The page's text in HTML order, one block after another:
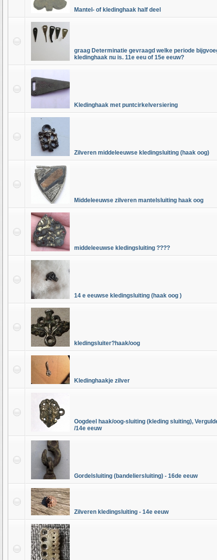
Mantel- of kledinghaak half deel
graag Determinatie gevraagd welke periode
kledinghaak nu is. 11e eeu of 15e eeuw?
Kledinghaak met puntcirkelversiering
Zilveren middeleeuwse kledingsluiting (haak oog)
Middeleeuwse zilveren mantelsluiting haak oog
middeleeuwse kledingsluiting ????
14 e eeuwse kledingsluiting (haak oog )
kledingsluiter?haak/oog
Kledinghaakje zilver
Oogdeel haak/oog-sluiting (kleding sluiting),
/14e eeuw
Gordelsluiting (bandeliersluiting) - 16de eeuw
Zilveren kledingsluiting - 14e eeuw